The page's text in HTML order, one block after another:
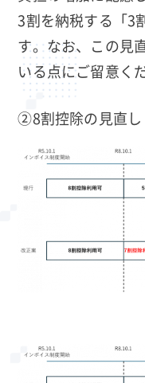
3割を納税する「3
す。なお、この見
いる点にご留意く
②8割控除の見直し